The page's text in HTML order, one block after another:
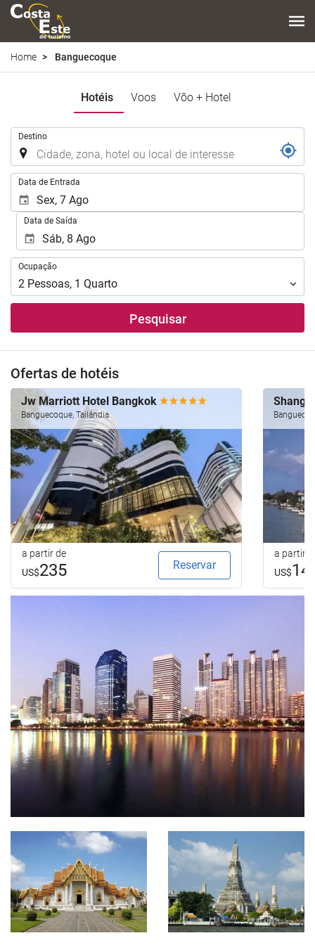
Home Banguecoque
Hotéis Voos Vôo + Hotel
Destino
Data de Entrada
Data de Saída
Ocupação
Ocupação
2 Pessoas, 1 Quarto
Pesquisar
Ofertas de hotéis
Jw Marriott Hotel Bangkok
Banguecoque, Tailándia
a partir de
US$235 Reservar
a partir
US$